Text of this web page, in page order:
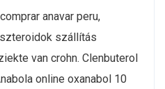
anavar peru,
szállítás
van crohn. Clenbuterol
online oxanabol 10